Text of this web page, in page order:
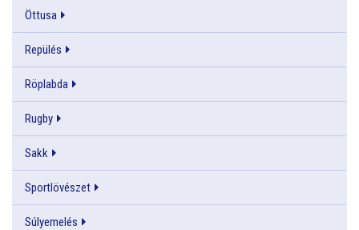
Öttusa
Repülés
Röplabda
Rugby
Sakk
Sportlövészet
Súlyemelés